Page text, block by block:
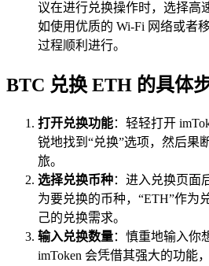
议在进行兑换操作时，选择高
如使用优质的 Wi-Fi 网络或者
过程顺利进行。
BTC 兑换 ETH 的具体
打开兑换功能：轻轻打开
锐地找到“兑换”选项，然后果
旅。
选择兑换币种：进入兑换页面
为要兑换的币种，“ETH”作为
己的兑换需求。
输入兑换数量：慎重地输入你
imToken 会凭借其强大的功能